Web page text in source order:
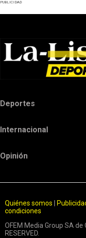
PUBLICIDAD
Deportes
Internacional
Opinión
Quiénes somos
condiciones
OFEM Media Group SA de
RESERVED.